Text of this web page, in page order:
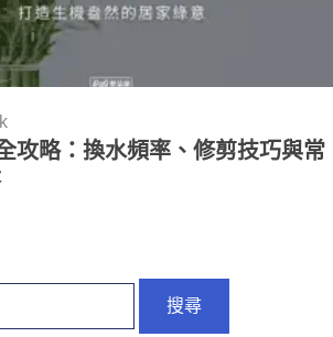
攻略：換水頻率、修剪技巧與常